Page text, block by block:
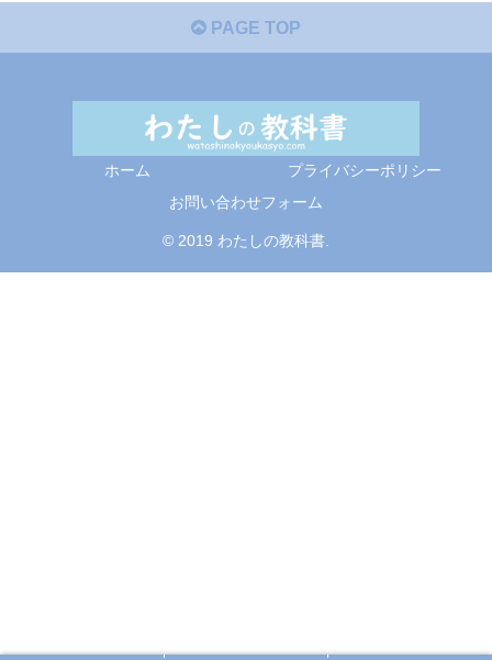
PAGE TOP
ホーム
プライバシーポリシー
お問い合わせフォーム
© 2019 わたしの教科書.